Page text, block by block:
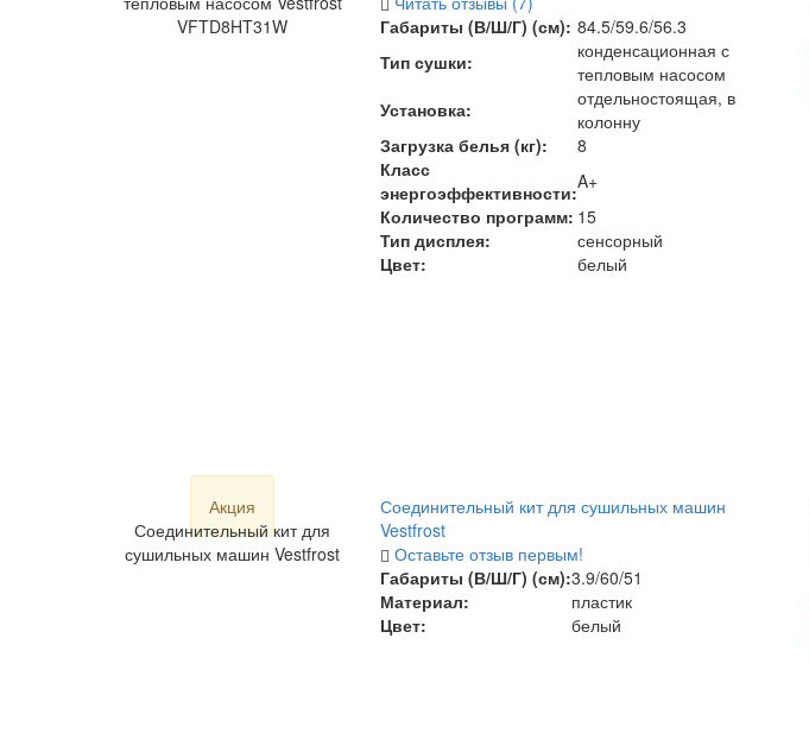
VFTD8HT31W
Габариты (В/Ш/Г) (см): 84.5/59.6/56.3
Тип сушки:
конденсационная с
тепловым насосом
Установка:
отдельностоящая, в
колонну
Загрузка белья (кг):
8
Класс
энергоэффективности:A+
Количество программ: 15
Тип дисплея:
сенсорный
Цвет:
белый
Акция
Соединительный кит для
сушильных машин Vestfrost
Соединительный кит для сушильных машин
Vestfrost
Оставьте отзыв первым!
Габариты (В/Ш/Г) (см):3.9/60/51
Материал:
пластик
Цвет:
белый